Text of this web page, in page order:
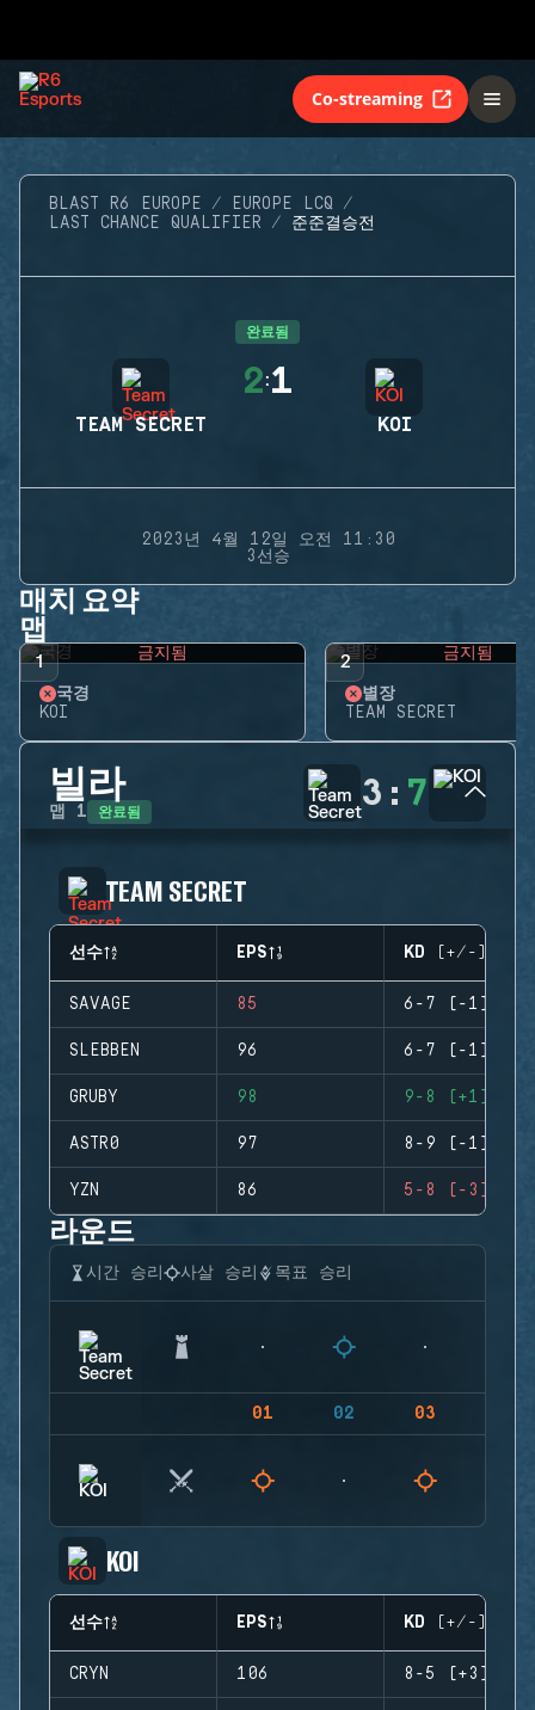
Co-streaming
BLAST R6 EUROPE
EUROPE LCQ
LAST CHANCE QUALIFIER
준준결승전
완료됨
TEAM SECRET
2:1
KOI
2023년 4월 12일 오전 11:30
3선승
매치 요약
맵
1 금지됨
국경
KOI
2 금지됨
별장
TEAM SECRET
빌라
맵 1 완료됨 3 : 7
TEAM SECRET
선수 EPS KD (+/-)
SAVAGE 85 6-7 (-1)
SLEBBEN 96 6-7 (-1)
GRUBY 98 9-8 (+1)
ASTR0 97 8-9 (-1)
YZN 86 5-8 (-3)
라운드
시간 승리 사살 승리 목표 승리
01 02 03
KOI
선수 EPS KD (+/-)
CRYN 106 8-5 (+3)